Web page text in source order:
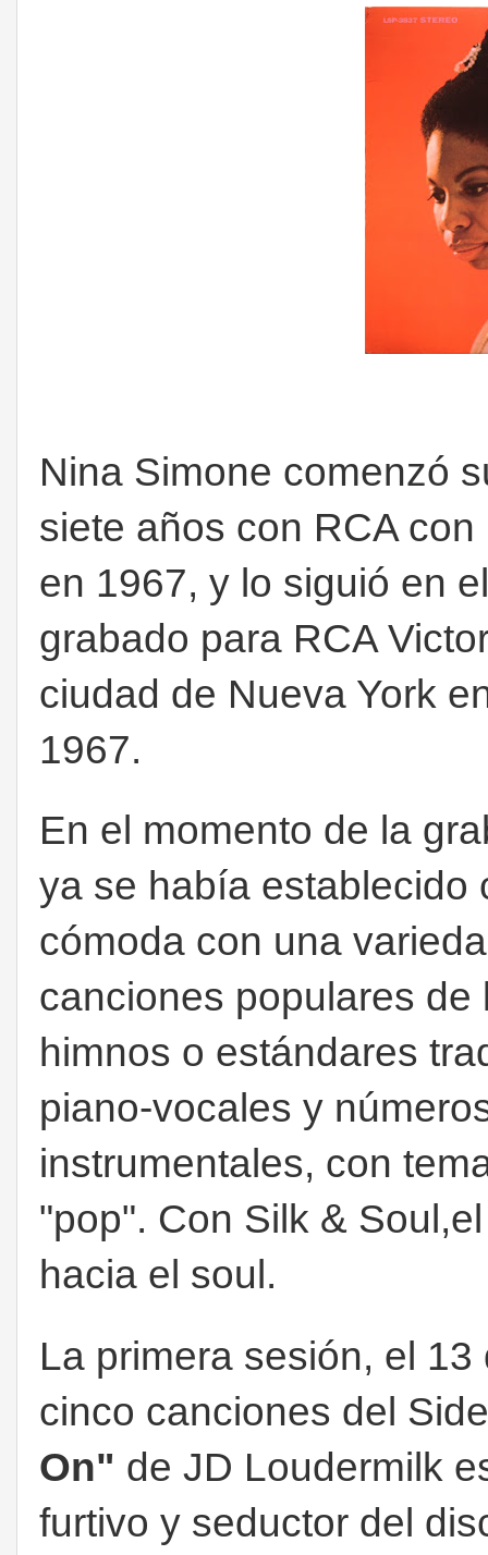
Nina Simone comenzó
siete años con RCA
en 1967, y lo siguió en
grabado para RCA
ciudad de Nueva York
1967.
En el momento de la
ya se había establecido
cómoda con una
canciones populares
himnos o estándares
piano-vocales y
instrumentales, con
"pop". Con Silk &
hacia el soul.
La primera sesión, el
cinco canciones del
On" de JD Loudermilk
furtivo y seductor del